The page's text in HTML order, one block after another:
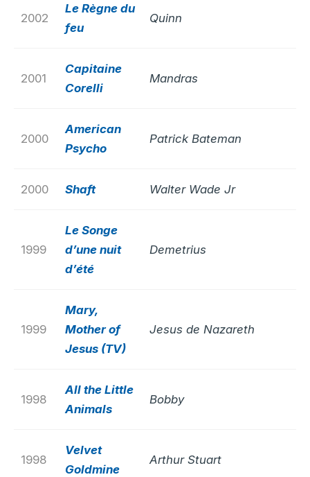
2002
Le Règne du
feu
Quinn
2001
Capitaine
Corelli
Mandras
2000
American
Psycho
Patrick Bateman
2000 Shaft Walter Wade Jr
1999
Le Songe
d’une nuit
d’été
Demetrius
1999
Mary,
Mother of
Jesus (TV)
Jesus de Nazareth
1998
All the Little
Animals
Bobby
1998
Velvet
Goldmine
Arthur Stuart